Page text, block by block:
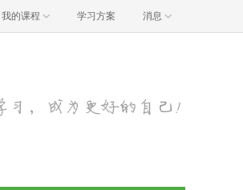
我的课程 学习方案 消息